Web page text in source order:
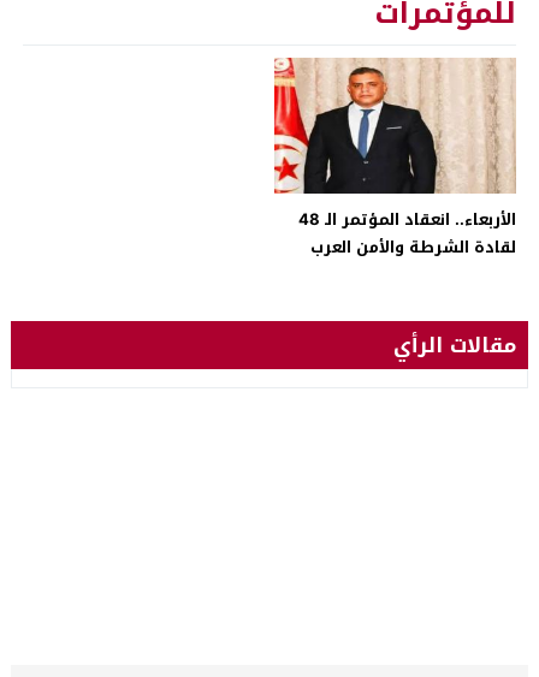
للمؤتمرات
الأربعاء.. انعقاد المؤتمر الـ 48
لقادة الشرطة والأمن العرب
مقالات الرأي